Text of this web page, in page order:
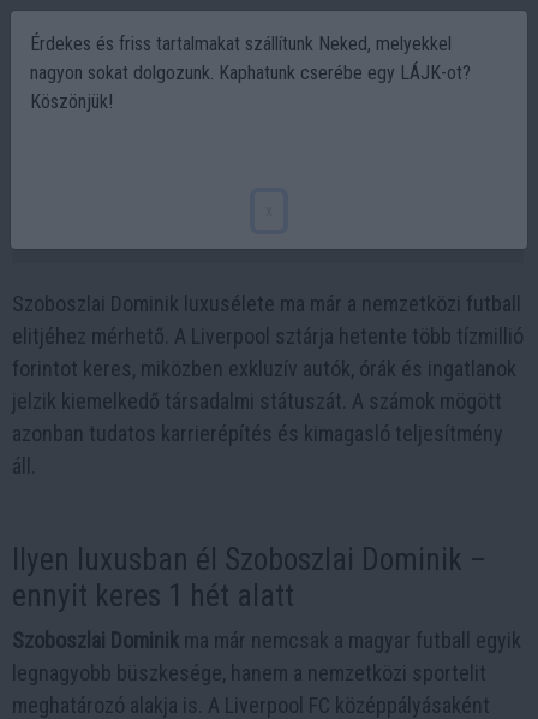
Szoboszlai Dominik luxusélete ma már a nemzetközi futball
elitjéhez mérhető. A Liverpool sztárja hetente több tízmillió
forintot keres, miközben exkluzív autók, órák és ingatlanok
jelzik kiemelkedő társadalmi státuszát. A számok mögött
azonban tudatos karrierépítés és kimagasló teljesítmény
áll.
Ilyen luxusban él Szoboszlai Dominik –
ennyit keres 1 hét alatt
Szoboszlai Dominik ma már nemcsak a magyar futball egyik
legnagyobb büszkesége, hanem a nemzetközi sportelit
meghatározó alakja is. A Liverpool FC középpályásaként
Érdekes és friss tartalmakat szállítunk Neked, melyekkel
nagyon sokat dolgozunk. Kaphatunk cserébe egy LÁJK-ot?
Köszönjük!